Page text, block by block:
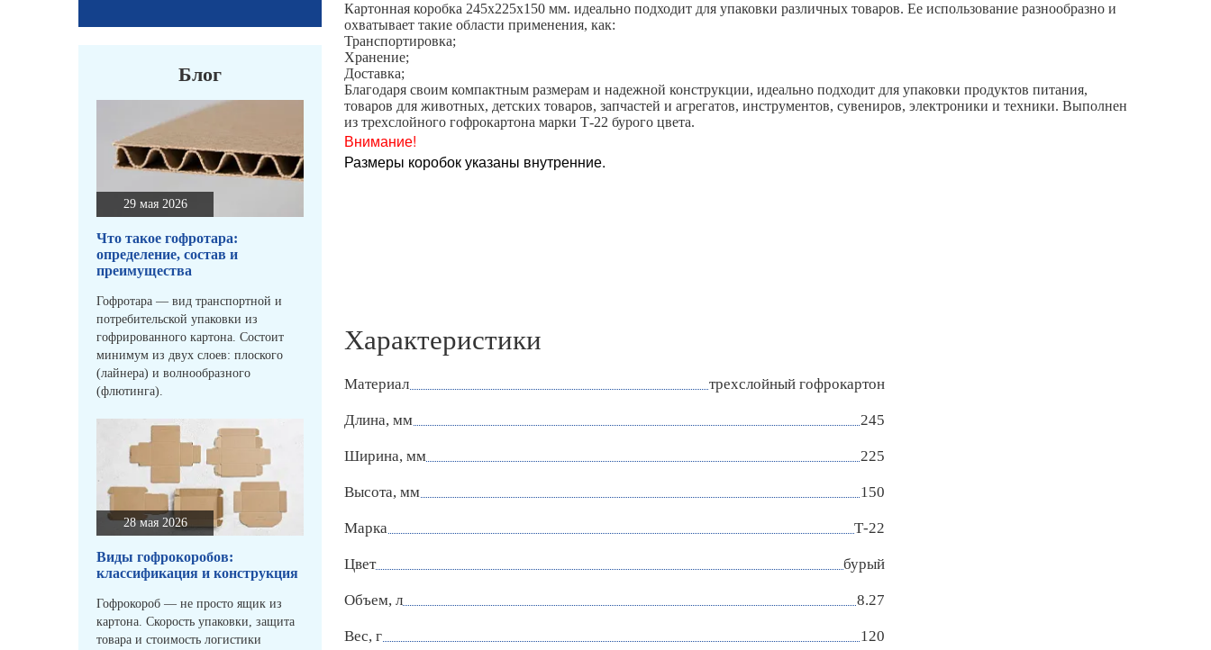
Блог
29 мая 2026
Что такое гофротара:
определение, состав и
преимущества
Гофротара — вид транспортной и
потребительской упаковки из
гофрированного картона. Состоит
минимум из двух слоев: плоского
(лайнера) и волнообразного
(флютинга).
28 мая 2026
Виды гофрокоробов:
классификация и конструкция
Гофрокороб — не просто ящик из
картона. Скорость упаковки, защита
товара и стоимость логистики
Картонная коробка 245х225х150 мм. идеально подходит для упаковки различных товаров. Ее использование разнообразно и
охватывает такие области применения, как:
Транспортировка;
Хранение;
Доставка;
Благодаря своим компактным размерам и надежной конструкции, идеально подходит для упаковки продуктов питания,
товаров для животных, детских товаров, запчастей и агрегатов, инструментов, сувениров, электроники и техники. Выполнен
из трехслойного гофрокартона марки Т-22 бурого цвета.
Внимание!
Размеры коробок указаны внутренние.
Характеристики
Материал трехслойный гофрокартон
Длина, мм 245
Ширина, мм 225
Высота, мм 150
Марка Т-22
Цвет бурый
Объем, л 8.27
Вес, г 120